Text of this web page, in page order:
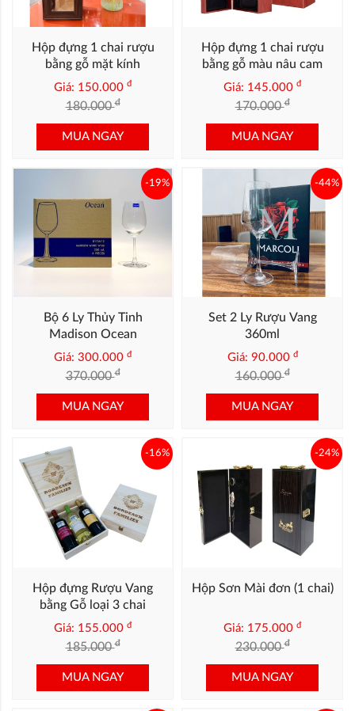
Hộp đựng 1 chai rượu
bằng gỗ mặt kính
Giá: 150.000 đ
180.000đ
MUA NGAY
Hộp đựng 1 chai rượu
bằng gỗ màu nâu cam
Giá: 145.000 đ
170.000đ
MUA NGAY
Bộ 6 Ly Thủy Tinh
Madison Ocean
Giá: 300.000 đ
370.000đ
-19%
MUA NGAY
Set 2 Ly Rượu Vang
360ml
Giá: 90.000 đ
160.000đ
-44%
MUA NGAY
Hộp đựng Rượu Vang
bằng Gỗ loại 3 chai
Giá: 155.000 đ
185.000đ
-16%
MUA NGAY
Hộp Sơn Mài đơn (1 chai)
Giá: 175.000 đ
230.000đ
-24%
MUA NGAY